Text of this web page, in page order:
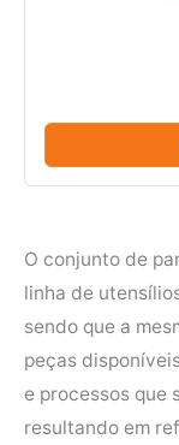
O conjunto de
linha de
sendo que a
peças
e processos que
resultando em